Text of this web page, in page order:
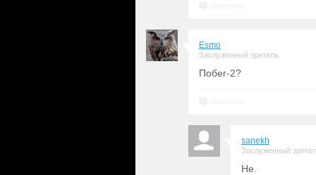
Esmo
Заслуженный зритель
Побег-2?
sanekh
Заслуженный
Не.